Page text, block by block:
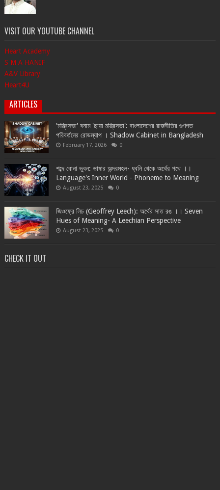
VISIT OUR YOUTUBE CHANNEL
Heart Academy
S M A HANIF
A&V Library
Heart4U
ARTICLES
'মন্ত্রিসভা' বনাম 'ছায়া মন্ত্রিসভা': বাংলাদেশের রাজনীতির গুণগত
পরিবর্তনের রোডম্যাপ । Shadow Cabinet in Bangladesh
February 17, 2026 0
শব্দে বোনা ভুবন: ভাষার অন্দরমহল- ধ্বনি থেকে অর্থের পথে ।।
Language's Inner World - Phoneme to Meaning
August 23, 2025 0
জিওফ্রে লিচ (Geoffrey Leech): অর্থের সাত রঙ ।। Seven
Hues of Meaning- A Leechian Perspective
August 23, 2025 0
CHECK IT OUT